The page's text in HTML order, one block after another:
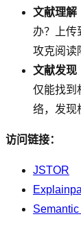
文献理解
办？上传
攻克阅读
文献发现
仅能找到
络，发现
访问链接：
JSTOR